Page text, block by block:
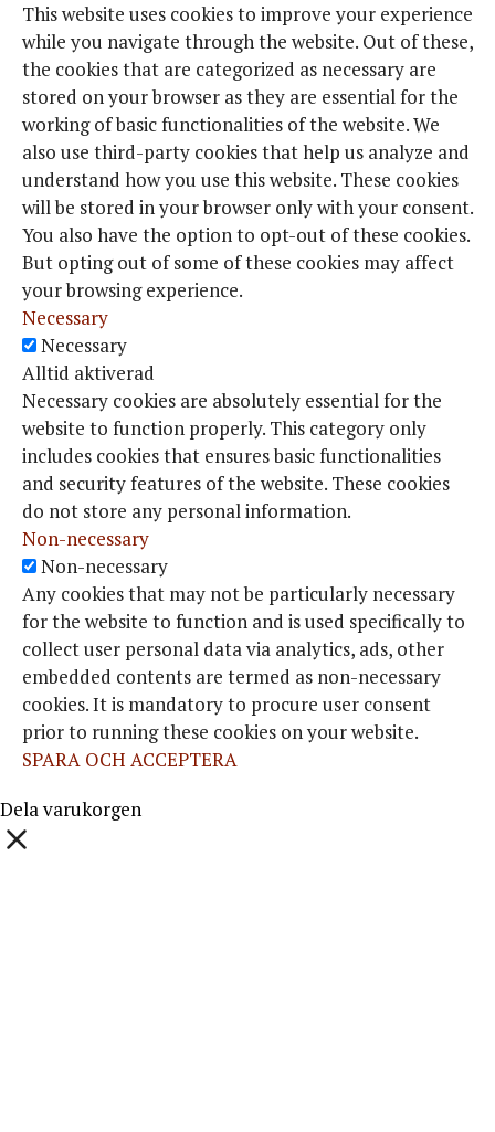
This website uses cookies to improve your experience
while you navigate through the website. Out of these,
the cookies that are categorized as necessary are
stored on your browser as they are essential for the
working of basic functionalities of the website. We
also use third-party cookies that help us analyze and
understand how you use this website. These cookies
will be stored in your browser only with your consent.
You also have the option to opt-out of these cookies.
But opting out of some of these cookies may affect
your browsing experience.
Necessary
Necessary
Alltid aktiverad
Necessary cookies are absolutely essential for the
website to function properly. This category only
includes cookies that ensures basic functionalities
and security features of the website. These cookies
do not store any personal information.
Non-necessary
Non-necessary
Any cookies that may not be particularly necessary
for the website to function and is used specifically to
collect user personal data via analytics, ads, other
embedded contents are termed as non-necessary
cookies. It is mandatory to procure user consent
prior to running these cookies on your website.
SPARA OCH ACCEPTERA
Dela varukorgen